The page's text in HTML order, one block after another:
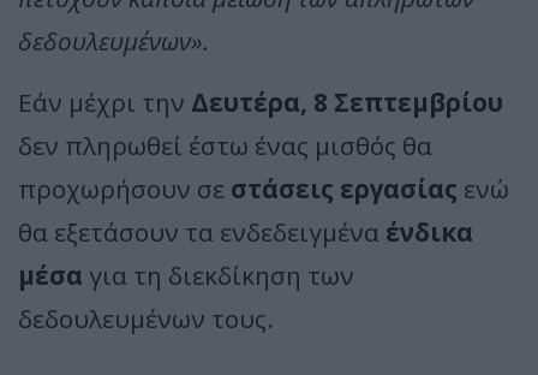
δεδουλευμένων».
Εάν μέχρι την Δευτέρα, 8 Σεπτεμβρίου
δεν πληρωθεί έστω ένας μισθός θα
προχωρήσουν σε στάσεις εργασίας ενώ
θα εξετάσουν τα ενδεδειγμένα ένδικα
μέσα για τη διεκδίκηση των
δεδουλευμένων τους.